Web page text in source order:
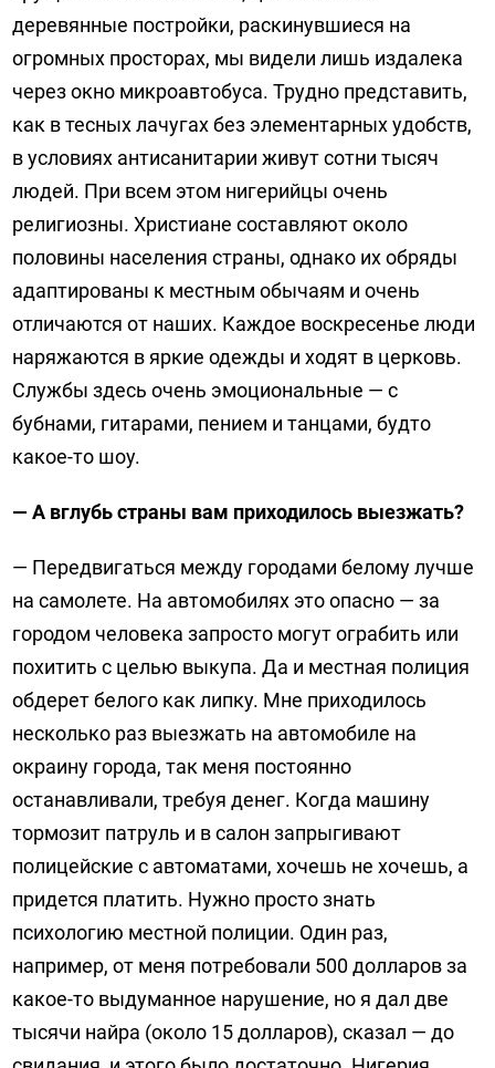
деревянные постройки, раскинувшиеся на
огромных просторах, мы видели лишь издалека
через окно микроавтобуса. Трудно представить,
как в тесных лачугах без элементарных удобств,
в условиях антисанитарии живут сотни тысяч
людей. При всем этом нигерийцы очень
религиозны. Христиане составляют около
половины населения страны, однако их обряды
адаптированы к местным обычаям и очень
отличаются от наших. Каждое воскресенье люди
наряжаются в яркие одежды и ходят в церковь.
Службы здесь очень эмоциональные — с
бубнами, гитарами, пением и танцами, будто
какое-то шоу.
— А вглубь страны вам приходилось выезжать?
— Передвигаться между городами белому лучше
на самолете. На автомобилях это опасно — за
городом человека запросто могут ограбить или
похитить с целью выкупа. Да и местная полиция
обдерет белого как липку. Мне приходилось
несколько раз выезжать на автомобиле на
окраину города, так меня постоянно
останавливали, требуя денег. Когда машину
тормозит патруль и в салон запрыгивают
полицейские с автоматами, хочешь не хочешь, а
придется платить. Нужно просто знать
психологию местной полиции. Один раз,
например, от меня потребовали 500 долларов за
какое-то выдуманное нарушение, но я дал две
тысячи найра (около 15 долларов), сказал — до